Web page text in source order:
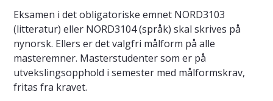
Eksamen i det obligatoriske emnet NORD3103
(litteratur) eller NORD3104 (språk) skal skrives på
nynorsk. Ellers er det valgfri målform på alle
masteremner. Masterstudenter som er på
utvekslingsopphold i semester med målformskrav,
fritas fra kravet.